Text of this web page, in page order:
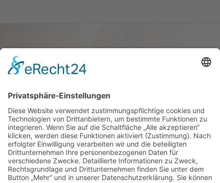
verkaufen und darin
wohnen bleiben
Verkaufen Sie Ihr Haus oder Ihre
Eigen­tums­woh­nung und bleiben Sie
darin wohnen.